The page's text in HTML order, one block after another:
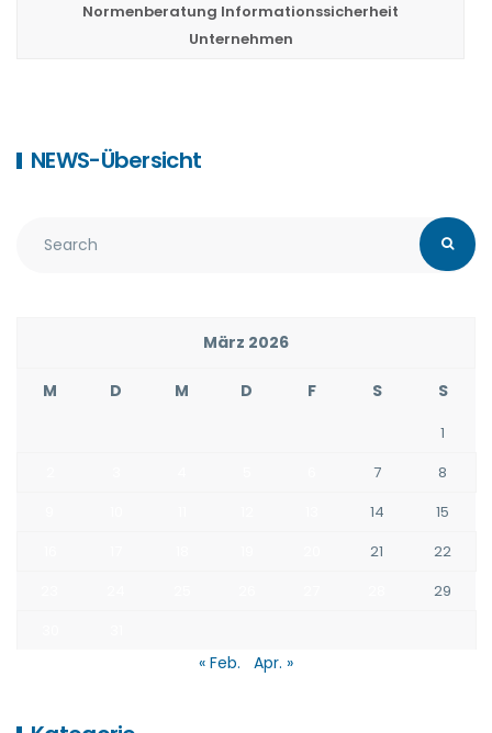
Normenberatung Informationssicherheit
Unternehmen
NEWS-Übersicht
März 2026
M D M D F S S
1
7
8
14
15
21
22
29
« Feb. Apr. »